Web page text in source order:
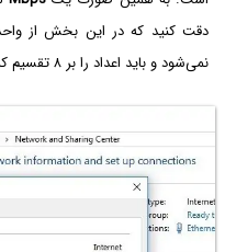
دقت کنید که در این بخش از واحد
نمی‌شود و باید اعداد را بر ۸ تقسیم کرد تا ملموس‌تر باشند.